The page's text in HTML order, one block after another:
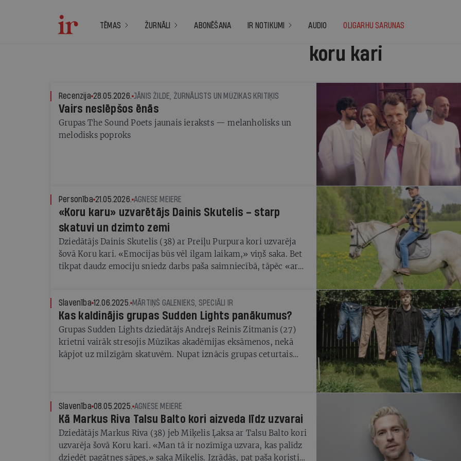
TĒMAS ŽURNĀLI ABONĒŠANA IR NOTIKUMI AUDIO OLIGARHU SARUNAS
koru kari
Recenzija 28.05.2026. JĀNIS ŽILDE, ŽURNĀLISTS UN MŪZIKAS KRITIĶIS
Vairs neslēpšos ēnās
Grupas The Sound Poets jaunais ieraksts — melanholisks un
melodisks poproks
Personība 21.05.2026. AGNESE MEIERE
«Koru karu» uzvarētājs Dainis Skutelis – starp
skatuvi un dzimto zemi
Dziedātājs Dainis Skutelis (38) ar Preiļu Purpura kori uzvarēja
šovā Koru kari. «Emocijas būs vēl ilgam laikam,» viņš saka. Bet
tikpat daudz emociju sniedz darbs paša saimniecībā, tāpēc «ar
Slavenība 12.06.2025. MĀRTIŅŠ GALENIEKS, SPECIĀLI IR
Kas kaldinājis grupas Sudden Lights panākumus?
Grupas Sudden Lights dziedātājs Andrejs Reinis Zitmanis (27)
krietni vairāk stresojis Mūzikas akadēmijas eksāmenos, nekā
kāpjot uz milzīgām skatuvēm. Nupat iznācis grupas ceturtais
Slavenība 08.05.2025. AGNESE MEIERE
Kā Markus Riva Talsu Balto kori aizveda līdz uzvarai
Dziedātājs Markus Riva (38) jeb Miķelis Ļaksa ar Talsu Balto kori
uzvarēja šovā Koru kari. «Man tā ir nozīmīga uzvara, kas palīdz
dziedēt pagātnes sāpes,» saka Miķelis. Izrādās, pat paša koristi